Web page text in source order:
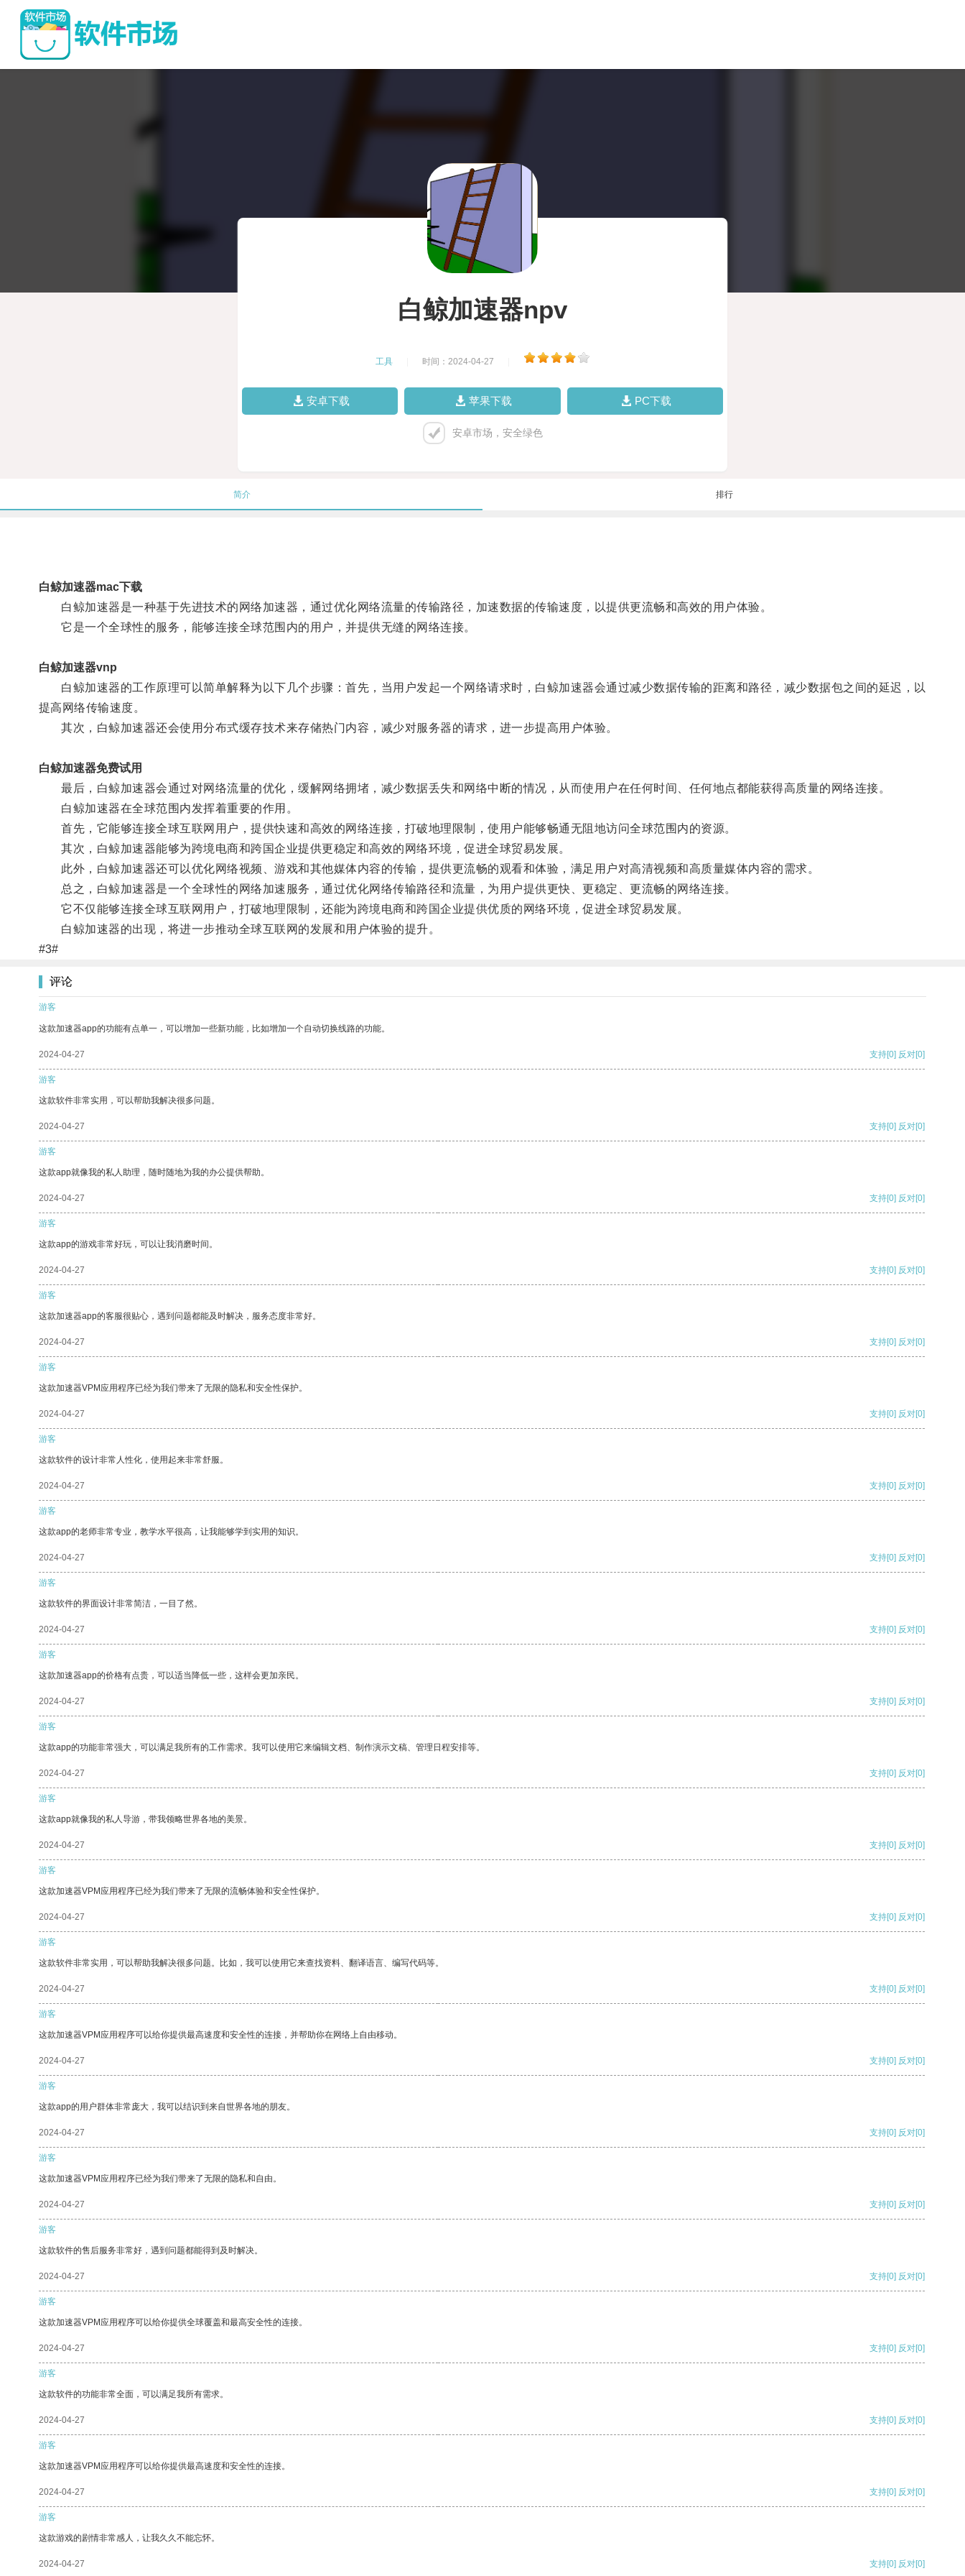
白鲸加速器npv
工具 时间：2024-04-27
安卓下载 苹果下载 PC下载
安卓市场，安全绿色
简介 排行
白鲸加速器mac下载
白鲸加速器是一种基于先进技术的网络加速器，通过优化网络流量的传输路径，加速数据的传输速度，以提供更流畅和高效的用户体验。
它是一个全球性的服务，能够连接全球范围内的用户，并提供无缝的网络连接。
白鲸加速器vnp
白鲸加速器的工作原理可以简单解释为以下几个步骤：首先，当用户发起一个网络请求时，白鲸加速器会通过减少数据传输的距离和路径，减少数据包之间的延迟，以
提高网络传输速度。
其次，白鲸加速器还会使用分布式缓存技术来存储热门内容，减少对服务器的请求，进一步提高用户体验。
白鲸加速器免费试用
最后，白鲸加速器会通过对网络流量的优化，缓解网络拥堵，减少数据丢失和网络中断的情况，从而使用户在任何时间、任何地点都能获得高质量的网络连接。
白鲸加速器在全球范围内发挥着重要的作用。
首先，它能够连接全球互联网用户，提供快速和高效的网络连接，打破地理限制，使用户能够畅通无阻地访问全球范围内的资源。
其次，白鲸加速器能够为跨境电商和跨国企业提供更稳定和高效的网络环境，促进全球贸易发展。
此外，白鲸加速器还可以优化网络视频、游戏和其他媒体内容的传输，提供更流畅的观看和体验，满足用户对高清视频和高质量媒体内容的需求。
总之，白鲸加速器是一个全球性的网络加速服务，通过优化网络传输路径和流量，为用户提供更快、更稳定、更流畅的网络连接。
它不仅能够连接全球互联网用户，打破地理限制，还能为跨境电商和跨国企业提供优质的网络环境，促进全球贸易发展。
白鲸加速器的出现，将进一步推动全球互联网的发展和用户体验的提升。
#3#
评论
游客
这款加速器app的功能有点单一，可以增加一些新功能，比如增加一个自动切换线路的功能。
2024-04-27 支持[0] 反对[0]
游客
这款软件非常实用，可以帮助我解决很多问题。
2024-04-27 支持[0] 反对[0]
游客
这款app就像我的私人助理，随时随地为我的办公提供帮助。
2024-04-27 支持[0] 反对[0]
游客
这款app的游戏非常好玩，可以让我消磨时间。
2024-04-27 支持[0] 反对[0]
游客
这款加速器app的客服很贴心，遇到问题都能及时解决，服务态度非常好。
2024-04-27 支持[0] 反对[0]
游客
这款加速器VPM应用程序已经为我们带来了无限的隐私和安全性保护。
2024-04-27 支持[0] 反对[0]
游客
这款软件的设计非常人性化，使用起来非常舒服。
2024-04-27 支持[0] 反对[0]
游客
这款app的老师非常专业，教学水平很高，让我能够学到实用的知识。
2024-04-27 支持[0] 反对[0]
游客
这款软件的界面设计非常简洁，一目了然。
2024-04-27 支持[0] 反对[0]
游客
这款加速器app的价格有点贵，可以适当降低一些，这样会更加亲民。
2024-04-27 支持[0] 反对[0]
游客
这款app的功能非常强大，可以满足我所有的工作需求。我可以使用它来编辑文档、制作演示文稿、管理日程安排等。
2024-04-27 支持[0] 反对[0]
游客
这款app就像我的私人导游，带我领略世界各地的美景。
2024-04-27 支持[0] 反对[0]
游客
这款加速器VPM应用程序已经为我们带来了无限的流畅体验和安全性保护。
2024-04-27 支持[0] 反对[0]
游客
这款软件非常实用，可以帮助我解决很多问题。比如，我可以使用它来查找资料、翻译语言、编写代码等。
2024-04-27 支持[0] 反对[0]
游客
这款加速器VPM应用程序可以给你提供最高速度和安全性的连接，并帮助你在网络上自由移动。
2024-04-27 支持[0] 反对[0]
游客
这款app的用户群体非常庞大，我可以结识到来自世界各地的朋友。
2024-04-27 支持[0] 反对[0]
游客
这款加速器VPM应用程序已经为我们带来了无限的隐私和自由。
2024-04-27 支持[0] 反对[0]
游客
这款软件的售后服务非常好，遇到问题都能得到及时解决。
2024-04-27 支持[0] 反对[0]
游客
这款加速器VPM应用程序可以给你提供全球覆盖和最高安全性的连接。
2024-04-27 支持[0] 反对[0]
游客
这款软件的功能非常全面，可以满足我所有需求。
2024-04-27 支持[0] 反对[0]
游客
这款加速器VPM应用程序可以给你提供最高速度和安全性的连接。
2024-04-27 支持[0] 反对[0]
游客
这款游戏的剧情非常感人，让我久久不能忘怀。
2024-04-27 支持[0] 反对[0]